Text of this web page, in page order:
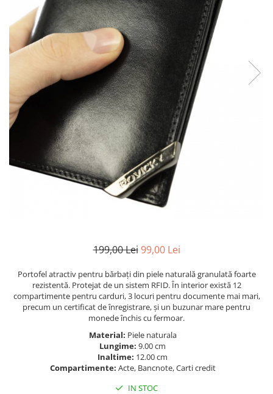
199,00 Lei 99,00 Lei
Portofel atractiv pentru bărbați din piele naturală granulată foarte
rezistentă. Protejat de un sistem RFID. În interior există 12
compartimente pentru carduri, 3 locuri pentru documente mai mari,
precum un certificat de înregistrare, și un buzunar mare pentru
monede închis cu fermoar.
Material: Piele naturala
Lungime: 9.00 cm
Inaltime: 12.00 cm
Compartimente: Acte, Bancnote, Carti credit
IN STOC